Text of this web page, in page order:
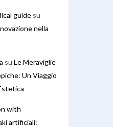
guide su
nella
su Le Meraviglie
Un Viaggio
with
artificiali: